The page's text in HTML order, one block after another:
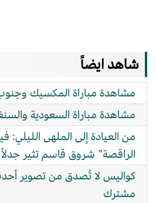
شاهد ايضاً
مشاهدة مباراة المكسيك
مشاهدة مباراة السعودية
من العيادة إلى الملهى الليلي:
الراقصة” شروق قاسم تثير
كواليس لا تُصدق من تصوير
مشترك